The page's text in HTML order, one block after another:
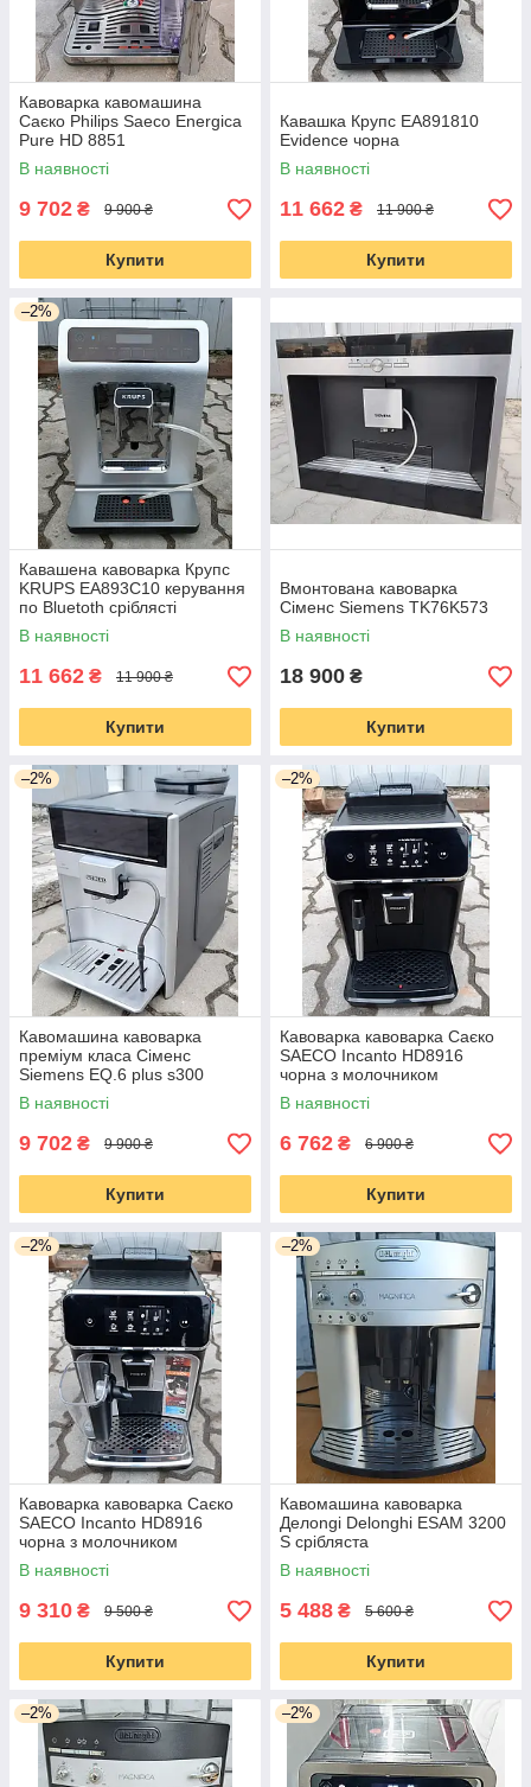
Кавоварка кавомашина
Саєко Philips Saeco Energica
Pure HD 8851
В наявності
9 702 ₴ 9 900 ₴
Купити
Кавашка Крупс EA891810
Evidence чорна
В наявності
11 662 ₴ 11 900 ₴
Купити
–2%
Кавашена кавоварка Крупс
KRUPS EA893C10 керування
по Bluetoth сріблясті
В наявності
11 662 ₴ 11 900 ₴
Купити
Вмонтована кавоварка
Сіменс Siemens TK76K573
В наявності
18 900 ₴
Купити
–2%
Кавомашина кавоварка
преміум класа Сіменс
Siemens EQ.6 plus s300
В наявності
9 702 ₴ 9 900 ₴
Купити
–2%
Кавоварка кавоварка Саєко
SAECO Incanto HD8916
чорна з молочником
В наявності
6 762 ₴ 6 900 ₴
Купити
–2%
Кавоварка кавоварка Саєко
SAECO Incanto HD8916
чорна з молочником
В наявності
9 310 ₴ 9 500 ₴
Купити
–2%
Кавомашина кавоварка
Делоngі Delonghi ESAM 3200
S срібляста
В наявності
5 488 ₴ 5 600 ₴
Купити
–2% –2%